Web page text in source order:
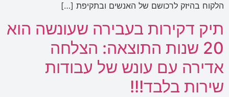
הלקוח בהיזק לרכושם של האנשים ובתקיפת […]
תיק דקירות בעבירה שעונשה הוא
20 שנות התוצאה: הצלחה
אדירה עם עונש של עבודות
שירות בלבד!!!